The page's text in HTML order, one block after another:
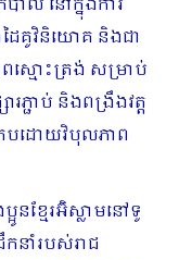
ដៃគូវិនិយោគ និងជា
ព​ស្មោះត្រង់​ សម្រាប់​
ភ្ជាប់ និងពង្រឹងវត្ត
កបដោយ​វិបុលភាព
ខ្មែរអ៊ិស្លាមនៅទូ
នាំរបស់រាជ